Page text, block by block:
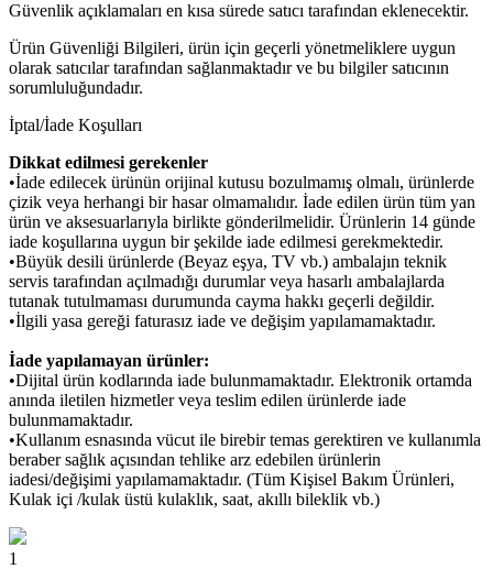
Güvenlik açıklamaları en kısa sürede satıcı tarafından eklenecektir.
Ürün Güvenliği Bilgileri, ürün için geçerli yönetmeliklere uygun
olarak satıcılar tarafından sağlanmaktadır ve bu bilgiler satıcının
sorumluluğundadır.
İptal/İade Koşulları
Dikkat edilmesi gerekenler
•İade edilecek ürünün orijinal kutusu bozulmamış olmalı, ürünlerde
çizik veya herhangi bir hasar olmamalıdır. İade edilen ürün tüm yan
ürün ve aksesuarlarıyla birlikte gönderilmelidir. Ürünlerin 14 günde
iade koşullarına uygun bir şekilde iade edilmesi gerekmektedir.
•Büyük desili ürünlerde (Beyaz eşya, TV vb.) ambalajın teknik
servis tarafından açılmadığı durumlar veya hasarlı ambalajlarda
tutanak tutulmaması durumunda cayma hakkı geçerli değildir.
•İlgili yasa gereği faturasız iade ve değişim yapılamamaktadır.
İade yapılamayan ürünler:
•Dijital ürün kodlarında iade bulunmamaktadır. Elektronik ortamda
anında iletilen hizmetler veya teslim edilen ürünlerde iade
bulunmamaktadır.
•Kullanım esnasında vücut ile birebir temas gerektiren ve kullanımla
beraber sağlık açısından tehlike arz edebilen ürünlerin
iadesi/değişimi yapılamamaktadır. (Tüm Kişisel Bakım Ürünleri,
Kulak içi /kulak üstü kulaklık, saat, akıllı bileklik vb.)
1